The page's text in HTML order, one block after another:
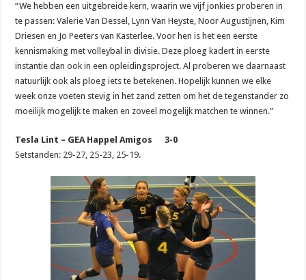
“We hebben een uitgebreide kern, waarin we vijf jonkies proberen in
te passen: Valerie Van Dessel, Lynn Van Heyste, Noor Augustijnen, Kim
Driesen en Jo Peeters van Kasterlee. Voor hen is het een eerste
kennismaking met volleybal in divisie. Deze ploeg kadert in eerste
instantie dan ook in een opleidingsproject. Al proberen we daarnaast
natuurlijk ook als ploeg iets te betekenen. Hopelijk kunnen we elke
week onze voeten stevig in het zand zetten om het de tegenstander zo
moeilijk mogelijk te maken en zoveel mogelijk matchen te winnen.”
Tesla Lint – GEA Happel Amigos 3-0
Setstanden: 29-27, 25-23, 25-19.